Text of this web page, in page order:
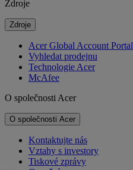
Zdroje
Zdroje
Acer Global Account Portal
Vyhledat prodejnu
Technologie Acer
McAfee
O společnosti Acer
O společnosti Acer
Kontaktujte nás
Vztahy s investory
Tiskové zprávy